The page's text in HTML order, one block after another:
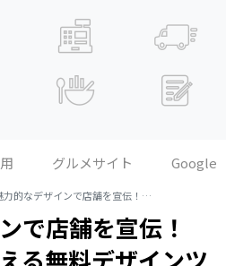
グルメサイト Google
魅力的なデザインで店舗を宣伝！ 誰でも簡単に使える無料デザインツール『Canva』
で店舗を宣伝！
る無料デザインツ